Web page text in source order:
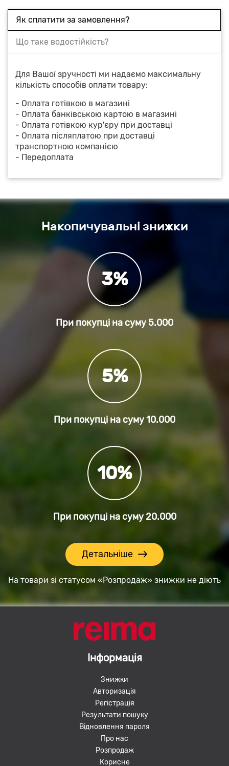
Як сплатити за замовлення?
Що таке водостійкість?
Для Вашої зручності ми надаємо максимальну
кількість способів оплати товару:
- Оплата готівкою в магазині
- Оплата банківською картою в магазині
- Оплата готівкою кур'єру при доставці
- Оплата післяплатою при доставці
транспортною компанією
- Передоплата
Накопичувальні знижки
3%
При покупці на суму 5.000
5%
При покупці на суму10.000
10%
При покупці на суму20.000
Детальніше
На товари зі статусом «Розпродаж» знижки не діють
Інформація
Знижки
Авторизація
Регістрація
Результати пошуку
Відновлення пароля
Про нас
Розпродаж
Корисне